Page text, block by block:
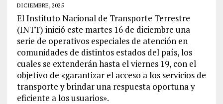
DICIEMBRE, 2025
El Instituto Nacional de Transporte Terrestre
(INTT) inició este martes 16 de diciembre una
serie de operativos especiales de atención en
comunidades de distintos estados del país, los
cuales se extenderán hasta el viernes 19, con el
objetivo de «garantizar el acceso a los servicios de
transporte y brindar una respuesta oportuna y
eficiente a los usuarios».